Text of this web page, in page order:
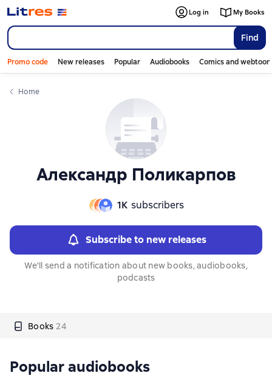
Find
Log in My Books
Promo code New releases Popular Audiobooks Comics and
Home
Александр Поликарпов
1К subscribers
Subscribe to new releases
We'll send a notification about new books, audiobooks,
podcasts
Books 24
Слайдер с книгами
Popular audiobooks